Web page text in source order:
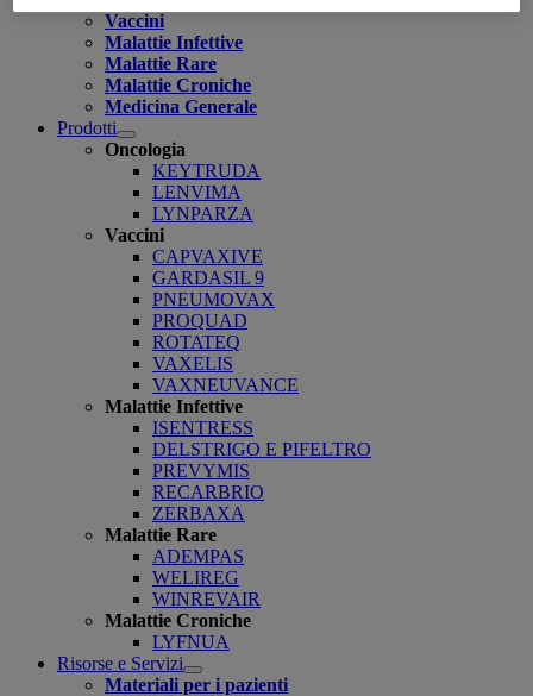
submenu
Vaccini
Malattie Infettive
Malattie Rare
Malattie Croniche
Medicina Generale
Prodotti
Open
submenu
Oncologia
KEYTRUDA
LENVIMA
LYNPARZA
Vaccini
CAPVAXIVE
GARDASIL 9
PNEUMOVAX
PROQUAD
ROTATEQ
VAXELIS
VAXNEUVANCE
Malattie Infettive
ISENTRESS
DELSTRIGO E PIFELTRO
PREVYMIS
RECARBRIO
ZERBAXA
Malattie Rare
ADEMPAS
WELIREG
WINREVAIR
Malattie Croniche
LYFNUA
Risorse e Servizi
Open
Materiali per i pazienti